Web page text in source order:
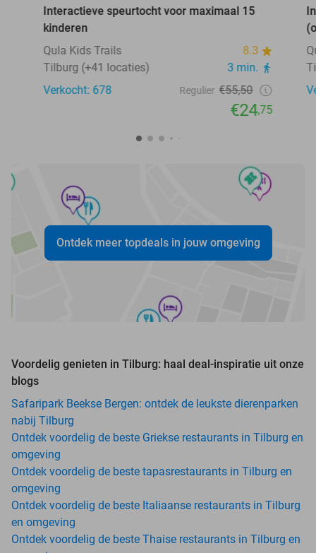
Interactieve speurtocht voor maximaal 15
kinderen
Qula Kids Trails
8.3
Tilburg (+41 locaties)
3 min.
Verkocht: 678
Regulier €55,50
€24,75
Ontdek meer topdeals in jouw omgeving
Voordelig genieten in Tilburg: haal deal-inspiratie uit onze
blogs
Safaripark Beekse Bergen: ontdek de leukste dierenparken
nabij Tilburg
Ontdek voordelig de beste Griekse restaurants in Tilburg en
omgeving
Ontdek voordelig de beste tapasrestaurants in Tilburg en
omgeving
Ontdek voordelig de beste Italiaanse restaurants in Tilburg
en omgeving
Ontdek voordelig de beste Thaise restaurants in Tilburg en